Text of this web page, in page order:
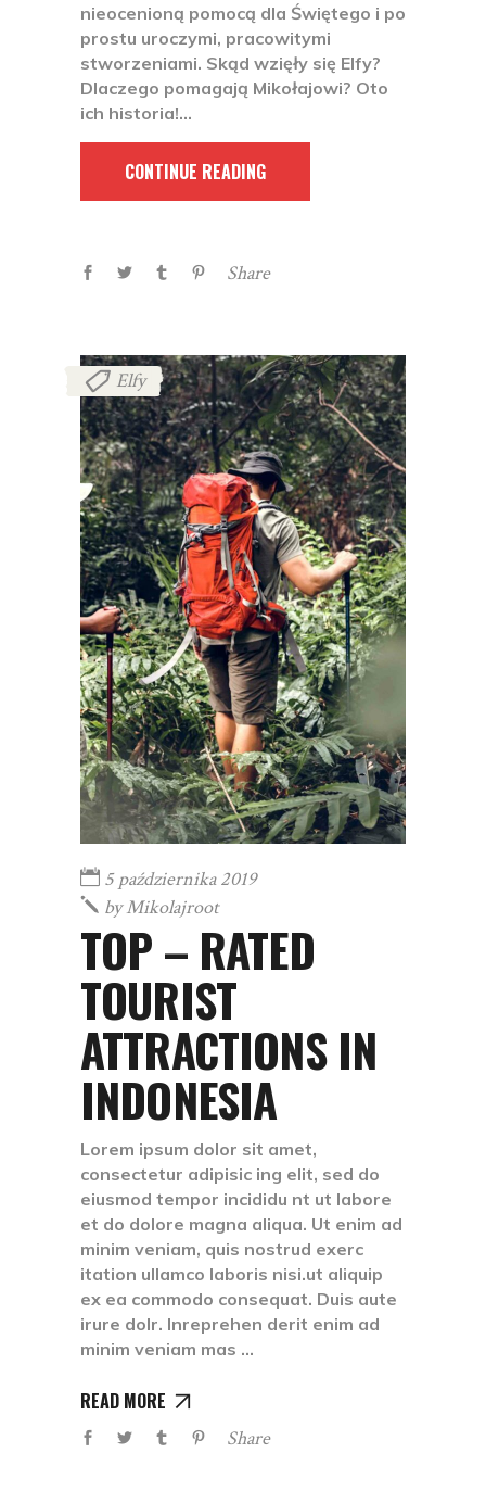
nieocenioną pomocą dla Świętego i po
prostu uroczymi, pracowitymi
stworzeniami. Skąd wzięły się Elfy?
Dlaczego pomagają Mikołajowi? Oto
ich historia!
CONTINUE READING
Share
Elfy
5 października 2019
byMikolajroot
TOP – RATED
TOURIST
ATTRACTIONS IN
INDONESIA
Lorem ipsum dolor sit amet,
consectetur adipisic ing elit, sed do
eiusmod tempor incididu nt ut labore
et do dolore magna aliqua. Ut enim ad
minim veniam, quis nostrud exerc
itation ullamco laboris nisi.ut aliquip
ex ea commodo consequat. Duis aute
irure dolr. Inreprehen derit enim ad
minim veniam mas
READ MORE
Share